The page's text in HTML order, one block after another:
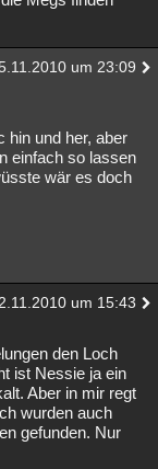
um 23:09
hin und her, aber
einfach so lassen
wär es doch
um 15:43
den Loch
ist Nessie ja ein
Aber in mir regt
wurden auch
gefunden. Nur